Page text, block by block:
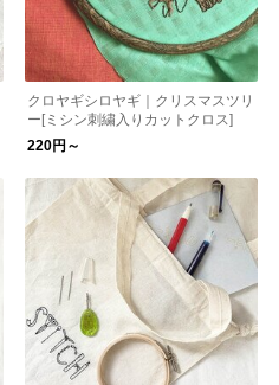
クロヤギシロヤギ｜クリスマスツリ
ー[ミシン刺繍入りカットクロス]
220円～